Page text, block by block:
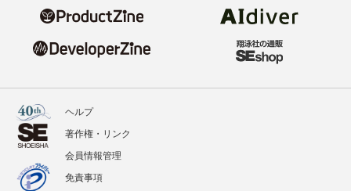
ヘルプ
著作権・リンク
会員情報管理
免責事項